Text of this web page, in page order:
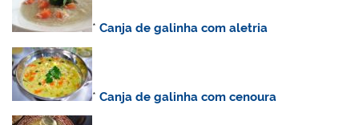
*Canja de galinha com aletria
*Canja de galinha com cenoura